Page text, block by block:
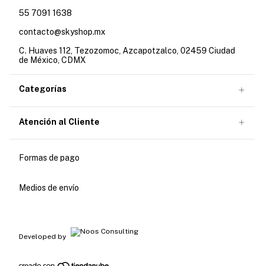
55 7091 1638
contacto@skyshop.mx
C. Huaves 112, Tezozomoc, Azcapotzalco, 02459 Ciudad
de México, CDMX
Categorías
Atención al Cliente
Formas de pago
Medios de envío
Developed by